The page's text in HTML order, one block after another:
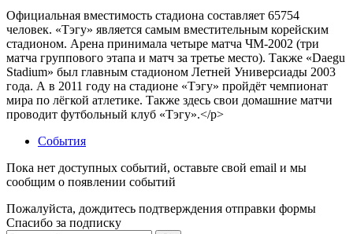
Официальная вместимость стадиона составляет 65754
человек. «Тэгу» является самым вместительным корейским
стадионом. Арена принимала четыре матча ЧМ-2002 (три
матча группового этапа и матч за третье место). Также «Daegu
Stadium» был главным стадионом Летней Универсиады 2003
года. А в 2011 году на стадионе «Тэгу» пройдёт чемпионат
мира по лёгкой атлетике. Также здесь свои домашние матчи
проводит футбольный клуб «Тэгу».</p>
События
Пока нет доступных событий, оставьте свой email и мы
сообщим о появлении событий
Пожалуйста, дождитесь подтверждения отправки формы
Спасибо за подписку